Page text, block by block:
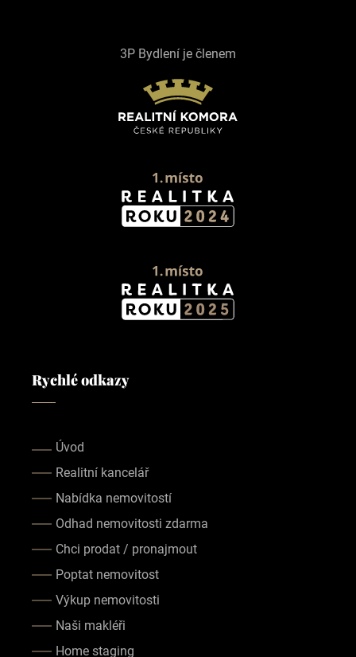
3P Bydlení je členem
Rychlé odkazy
Úvod
Realitní kancelář
Nabídka nemovitostí
Odhad nemovitosti zdarma
Chci prodat / pronajmout
Poptat nemovitost
Výkup nemovitosti
Naši makléři
Home staging